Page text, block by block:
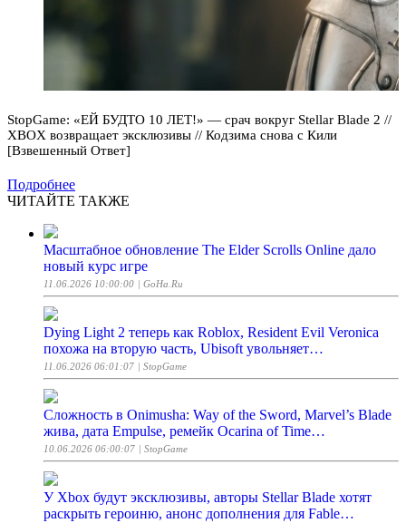
StopGame: «ЕЙ БУДТО 10 ЛЕТ!» — срач вокруг Stellar Blade 2 //
XBOX возвращает эксклюзивы // Кодзима снова с Кили
[Взвешенный Ответ]
Подробнее
ЧИТАЙТЕ ТАКЖЕ
Масштабное обновление The Elder Scrolls Online дало
новый курс игре
11.06.2026 10:00:00 | GoHa.Ru
Dying Light 2 теперь как Roblox, Resident Evil Veronica
похожа на вторую часть, Ubisoft увольняет…
11.06.2026 06:01:07 | StopGame
Сложность в Onimusha: Way of the Sword, Marvel’s Blade
жива, дата Empulse, ремейк Ocarina of Time…
10.06.2026 06:00:07 | StopGame
У Xbox будут эксклюзивы, авторы Stellar Blade хотят
раскрыть героиню, анонс дополнения для Fable…